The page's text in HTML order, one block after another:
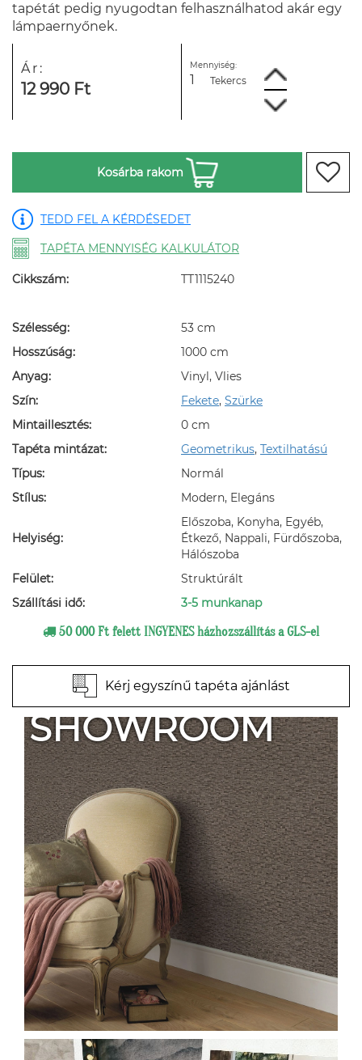
tapétát pedig nyugodtan felhasználhatod akár egy
lámpaernyőnek.
Ár:
12 990 Ft
Mennyiség:
Tekercs
Kosárba rakom
TEDD FEL A KÉRDÉSEDET
TAPÉTA MENNYISÉG KALKULÁTOR
Cikkszám: TT1115240
Szélesség:
53 cm
Hosszúság:
1000 cm
Anyag:
Vinyl, Vlies
Szín:
Fekete, Szürke
Mintaillesztés:
0 cm
Tapéta mintázat:
Geometrikus, Textilhatású
Típus:
Normál
Stílus:
Modern, Elegáns
Helyiség:
Előszoba, Konyha, Egyéb,
Étkező, Nappali, Fürdőszoba,
Hálószoba
Felület:
Struktúrált
Szállítási idő:
3-5 munkanap
50 000 Ft felett INGYENES házhozszállítás a GLS-el
Kérj egyszínű tapéta ajánlást
SHOWROOM